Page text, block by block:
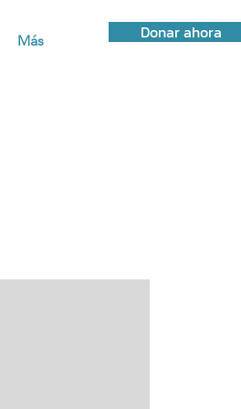
Más Donar ahora